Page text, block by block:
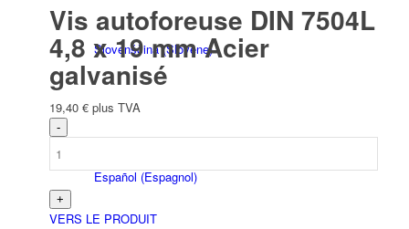
Slovenščina(Slovène)
Español(Espagnol)
Vis autoforeuse DIN 7504L
4,8 x 19 mm Acier
galvanisé
19,40 € plus TVA
VERS LE PRODUIT